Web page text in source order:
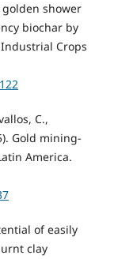
shower
biochar by
Crops
C.,
Gold mining-
America.
of easily
clay